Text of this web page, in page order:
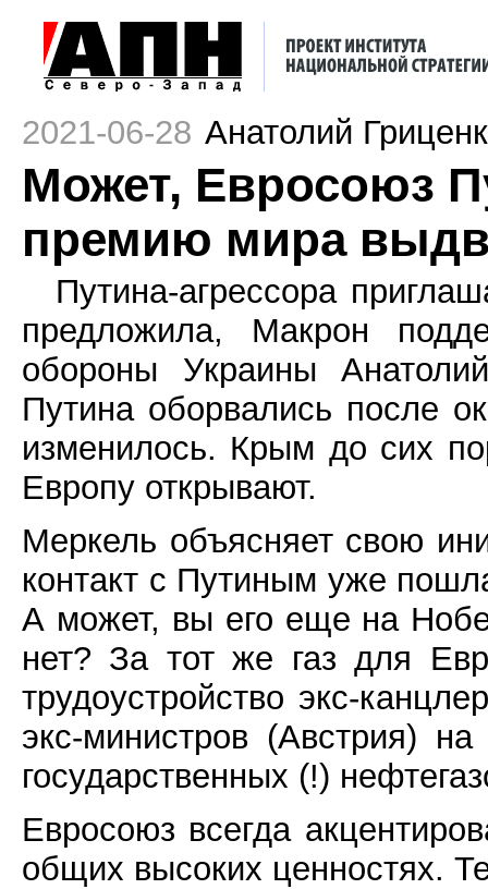
2021-06-28 Анатолий
Может, Евросоюз
премию мира
Путина-агрессора
предложила, Макрон
обороны Украины
Путина оборвались после
изменилось. Крым до сих
Европу открывают.
Меркель объясняет свою
контакт с Путиным уже
А может, вы его еще на
нет? За тот же газ для
трудоустройство экс-
экс-министров (Австрия)
государственных (!)
Евросоюз всегда
общих высоких ценностях.